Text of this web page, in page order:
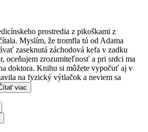
prostredia z pikoškami z
Myslím, že tromfla tú od Adama
zaseknutá záchodová kefa v zadku
oceňujem zrozumiteľnosť a pri srdci ma
doktora. Knihu si môžete vypočuť aj v
na fyzický výtlačok a neviem sa
viac